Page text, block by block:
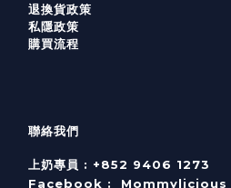
退換貨政策
私隱政策
購買流程
聯絡我們
上奶專員 : +852 9406 1273
Facebook :
Mommylicious